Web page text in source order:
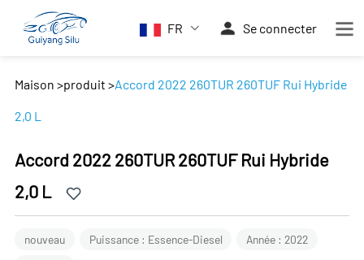
FR Se connecter
Maison >produit >Accord 2022 260TUR 260TUF Rui Hybride
2,0 L
Accord 2022 260TUR 260TUF Rui Hybride
2,0 L
nouveau Puissance : Essence-Diesel
Année : 2022